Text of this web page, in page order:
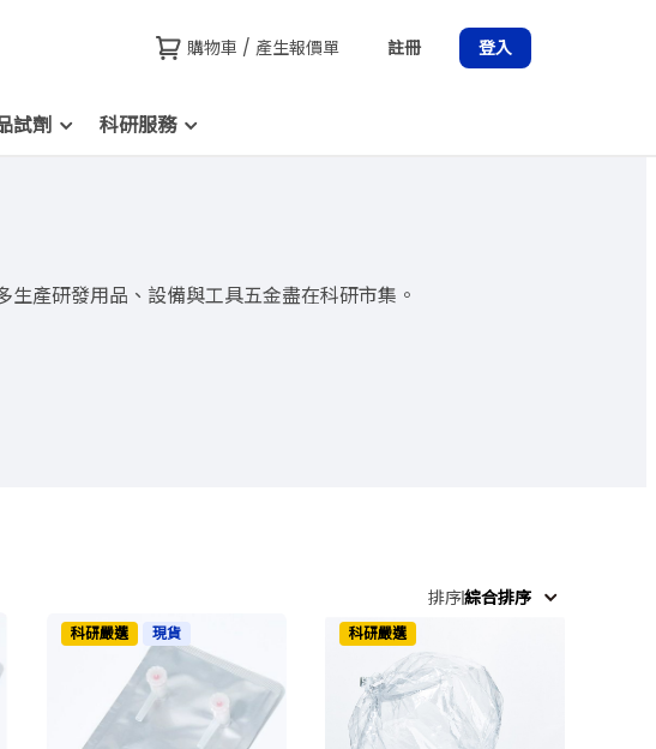
購物車 / 產生報價單 註冊 登入
試劑 科研服務
產研發用品、設備與工具五金盡在科研市集。
排序綜合排序
科研嚴選 現貨 科研嚴選